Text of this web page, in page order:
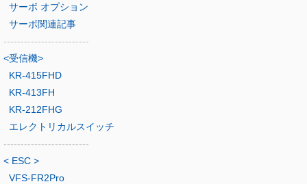
サーボ オプション
サーボ関連記事
-------------------------
<受信機>
KR-415FHD
KR-413FH
KR-212FHG
エレクトリカルスイッチ
-------------------------
< ESC >
VFS-FR2Pro